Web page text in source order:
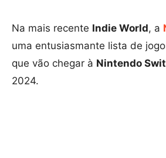
Na mais recente Indie World, a
uma entusiasmante lista de
que vão chegar à Nintendo
2024.